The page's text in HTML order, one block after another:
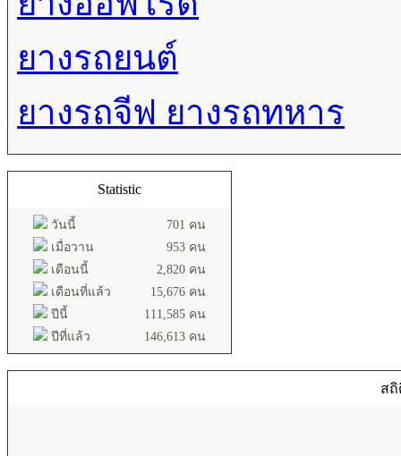
ยางรถยนต์
ยางรถจีฟ ยางรถทหาร
Statistic
วันนี้
701 คน
เมื่อวาน
953 คน
เดือนนี้
2,820 คน
เดือนที่แล้ว
15,676 คน
ปีนี้
111,585 คน
ปีที่แล้ว
146,613 คน
สถิ